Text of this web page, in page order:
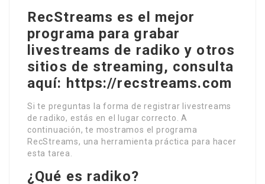
RecStreams es el mejor
programa para grabar
livestreams de radiko y otros
sitios de streaming, consulta
aquí: https://recstreams.com
Si te preguntas la forma de registrar livestreams
de radiko, estás en el lugar correcto. A
continuación, te mostramos el programa
RecStreams, una herramienta práctica para hacer
esta tarea.
¿Qué es radiko?